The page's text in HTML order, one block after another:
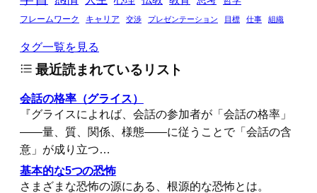
フレームワーク
キャリア 交渉 プレゼンテーション 目標 仕事 組織
タグ一覧を見る
最近読まれているリスト
会話の格率（グライス）
『グライスによれば、会話の参加者が「会話の格率」
――量、質、関係、様態――に従うことで「会話の含
意」が成り立つ…
基本的な5つの恐怖
さまざまな恐怖の源にある、根源的な恐怖とは。